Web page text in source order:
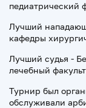
педиатрический
Лучший
кафедры
Лучший судья -
лечебный
Турнир был
обслуживали